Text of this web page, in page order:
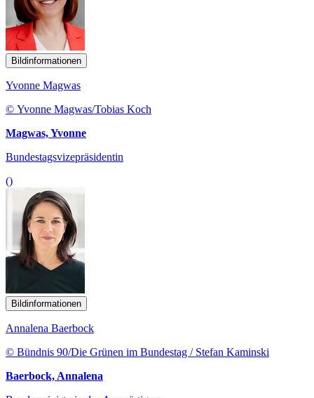
Bildinformationen
Yvonne Magwas
© Yvonne Magwas/Tobias Koch
Magwas, Yvonne
Bundestagsvizepräsidentin
()
Bildinformationen
Annalena Baerbock
© Bündnis 90/Die Grünen im Bundestag / Stefan Kaminski
Baerbock, Annalena